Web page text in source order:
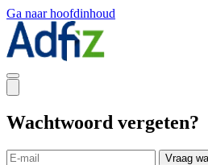
Ga naar hoofdinhoud
Wachtwoord vergeten?
Vraag